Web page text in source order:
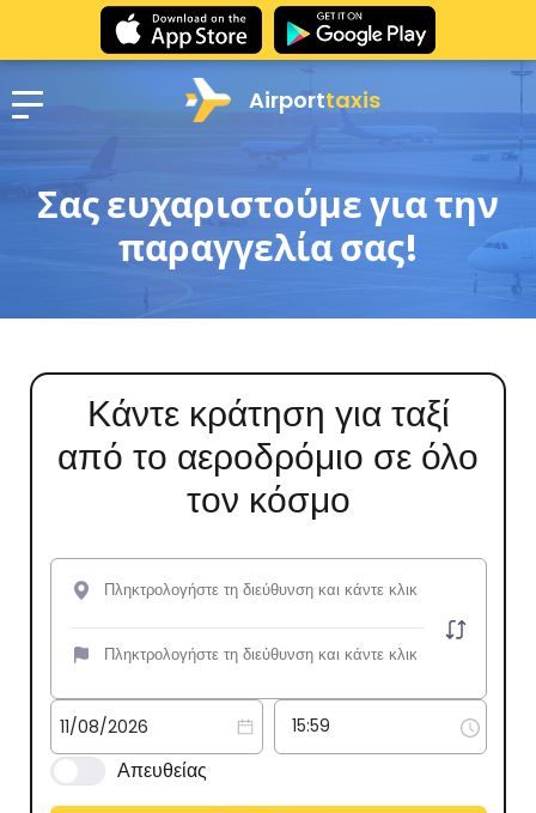
Airporttaxis
Σας ευχαριστούμε για την
παραγγελία σας!
Κάντε κράτηση για ταξί
από το αεροδρόμιο σε όλο
τον κόσμο
Απευθείας